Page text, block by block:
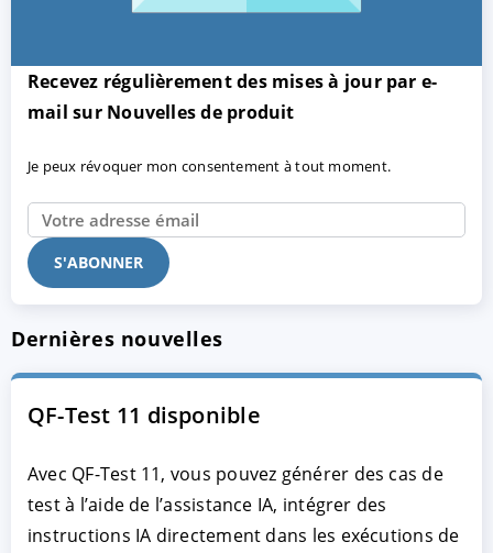
Recevez régulièrement des mises à jour par e-
mail sur Nouvelles de produit
Je peux révoquer mon consentement à tout moment.
Dernières nouvelles
QF-Test 11 disponible
Avec QF-Test 11, vous pouvez générer des cas de
test à l’aide de l’assistance IA, intégrer des
instructions IA directement dans les exécutions de